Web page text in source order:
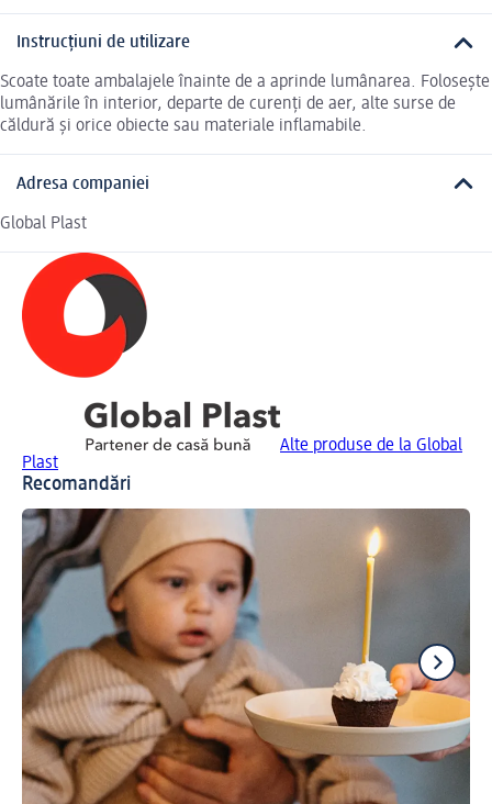
Instrucțiuni de utilizare
Scoate toate ambalajele înainte de a aprinde lumânarea. Folosește
lumânările în interior, departe de curenți de aer, alte surse de
căldură și orice obiecte sau materiale inflamabile.
Adresa companiei
Global Plast
Alte produse de la Global
Plast
Recomandări